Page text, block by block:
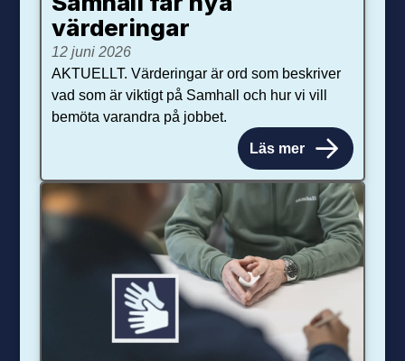
värdering­ar
12 juni 2026
AKTUELLT. Värderingar är ord som beskriver
vad som är viktigt på Samhall och hur vi vill
bemöta varandra på jobbet.
Läs mer